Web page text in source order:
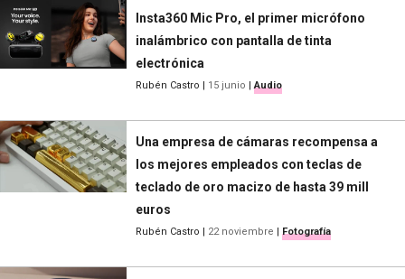
Insta360 Mic Pro, el primer micrófono
inalámbrico con pantalla de tinta
electrónica
Rubén Castro | 15 junio |Audio
Una empresa de cámaras recompensa a
los mejores empleados con teclas de
teclado de oro macizo de hasta 39 mill
euros
Rubén Castro | 22 noviembre | Fotografía